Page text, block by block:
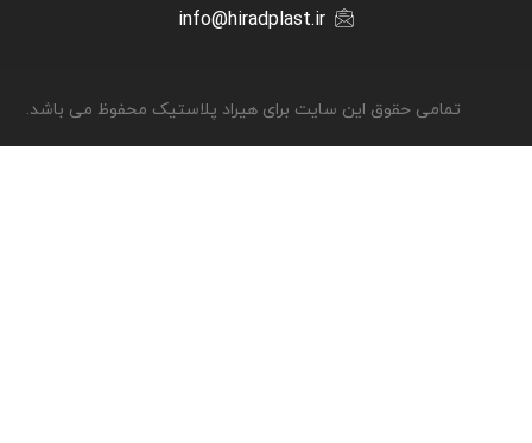
info@hiradplast.ir
تمامی حقوق این سایت برای هیراد پلاستیک محفوظ می باشد.